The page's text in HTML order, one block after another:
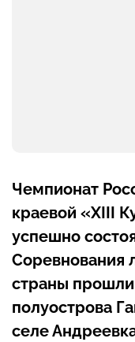
Чемпионат
краевой «XIII
успешно
Соревнования
страны прошли
полуострова
селе